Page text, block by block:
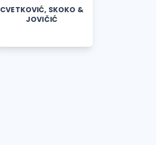
CVETKOVIĆ, SKOKO &
JOVIČIĆ